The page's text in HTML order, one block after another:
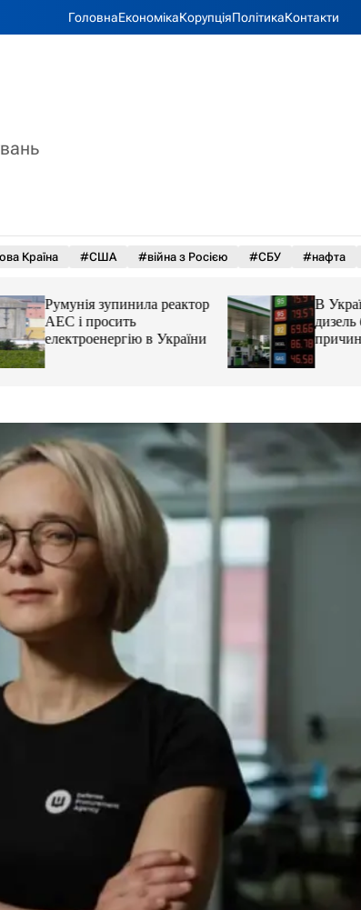
ГоловнаЕкономікаКорупціяПолітикаКонтакти
Країна #США #війна з Росією #СБУ #нафта
Румунія зупинила реактор
АЕС і просить
електроенергію в України
В Україні
дизель
причини